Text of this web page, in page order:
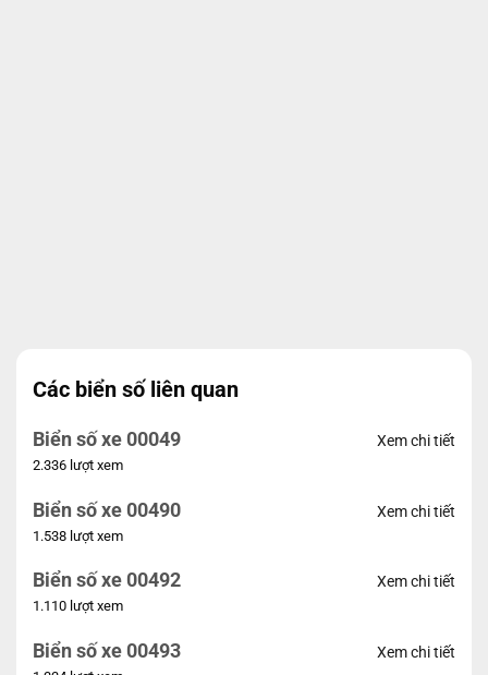
Các biển số liên quan
Biển số xe 00049
2.336 lượt xem
Xem chi tiết
Biển số xe 00490
1.538 lượt xem
Xem chi tiết
Biển số xe 00492
1.110 lượt xem
Xem chi tiết
Biển số xe 00493 Xem chi tiết